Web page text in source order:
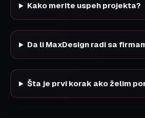
Kako merite uspeh projekta?
Da li MaxDesign radi sa
Šta je prvi korak ako želim